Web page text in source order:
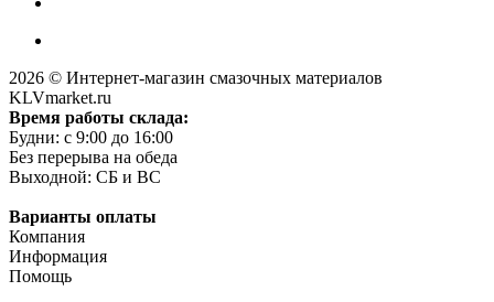
2026 © Интернет-магазин смазочных материалов
KLVmarket.ru
Время работы склада:
Будни: c 9:00 до 16:00
Без перерыва на обеда
Выходной: СБ и ВС
Варианты оплаты
Компания
Информация
Помощь